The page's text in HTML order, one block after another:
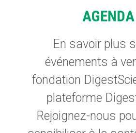
AGENDA
En savoir plus
événements à
fondation
plateforme
Rejoignez-nous